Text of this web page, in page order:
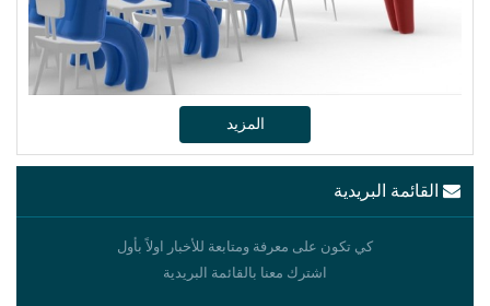
المزيد
القائمة البريدية
كي تكون على معرفة ومتابعة للأخبار اولاً بأول
اشترك معنا بالقائمة البريدية